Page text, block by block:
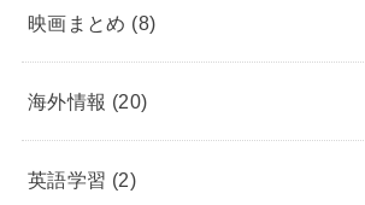
映画まとめ (8)
海外情報 (20)
英語学習 (2)